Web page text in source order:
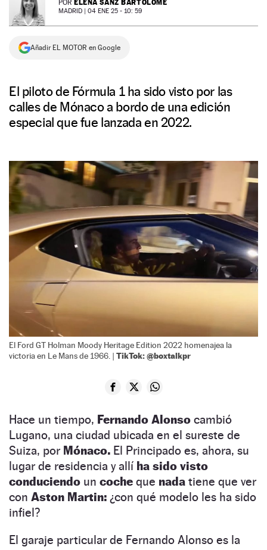
NEWSLETTER
SÍGUENOS
POR ELENA SANZ BARTOLOMÉ
MADRID | 04 ENE 25 - 10: 59
Añadir EL MOTOR en Google
El piloto de Fórmula 1 ha sido visto por las
calles de Mónaco a bordo de una edición
especial que fue lanzada en 2022.
El Ford GT Holman Moody Heritage Edition 2022 homenajea la
victoria en Le Mans de 1966. | TikTok: @boxtalkpr
Hace un tiempo, Fernando Alonso cambió
Lugano, una ciudad ubicada en el sureste de
Suiza, por Mónaco. El Principado es, ahora, su
lugar de residencia y allí ha sido visto
conduciendo un coche que nada tiene que ver
con Aston Martin: ¿con qué modelo les ha sido
infiel?
El garaje particular de Fernando Alonso es la